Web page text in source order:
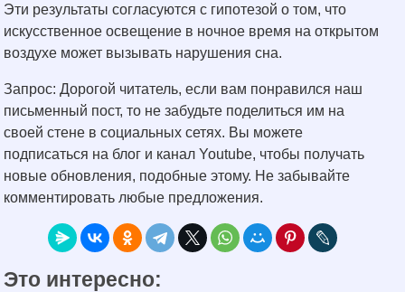
Эти результаты согласуются с гипотезой о том, что
искусственное освещение в ночное время на открытом
воздухе может вызывать нарушения сна.
Запрос: Дорогой читатель, если вам понравился наш
письменный пост, то не забудьте поделиться им на
своей стене в социальных сетях. Вы можете
подписаться на блог и канал Youtube, чтобы получать
новые обновления, подобные этому. Не забывайте
комментировать любые предложения.
Это интересно: